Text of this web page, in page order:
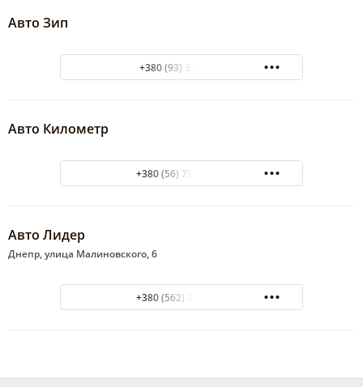
Авто Зип
+380 (93) 3376086
Авто Километр
+380 (56) 792-25-28
Авто Лидер
Днепр, улица Малиновского, 6
+380 (562) 35-25-55